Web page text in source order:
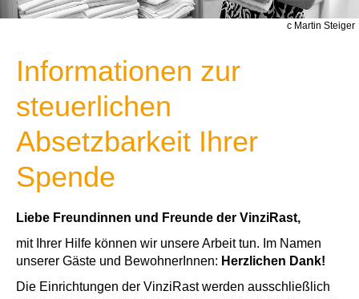
c Martin Steiger
Informationen zur
steuerlichen
Absetzbarkeit Ihrer
Spende
Liebe Freundinnen und Freunde der VinziRast,
mit Ihrer Hilfe können wir unsere Arbeit tun. Im Namen
unserer Gäste und BewohnerInnen: Herzlichen Dank!
Die Einrichtungen der VinziRast werden ausschließlich